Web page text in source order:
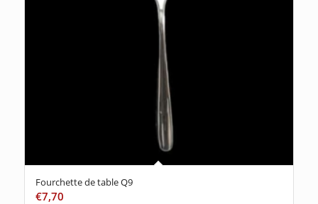
Fourchette de table Q9
€7,70